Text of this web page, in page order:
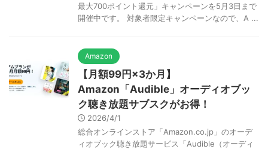
最大700ポイント還元」キャンペーンを5月3日まで
開催中です。 対象者限定キャンペーンなので、A ...
Amazon
【月額99円×3か月】
Amazon「Audible」オーディオブッ
ク聴き放題サブスクがお得！
2026/4/1
総合オンラインストア「Amazon.co.jp」のオーデ
ィオブック聴き放題サービス「Audible（オーディ